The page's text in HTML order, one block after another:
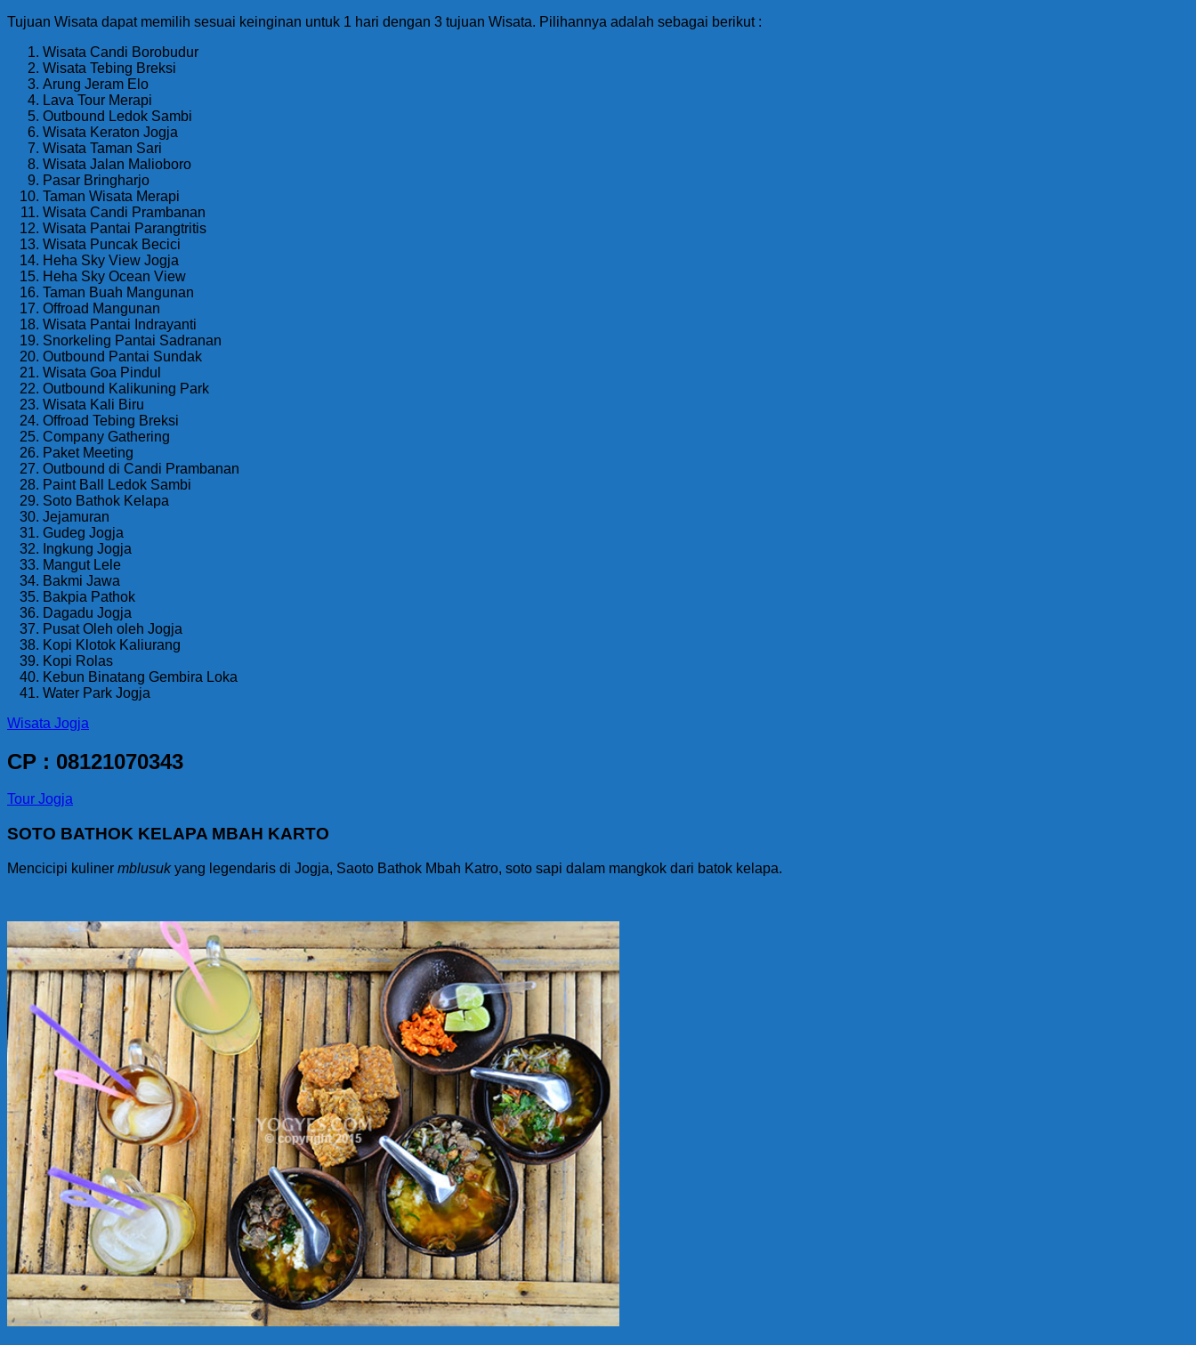
Tujuan Wisata dapat memilih sesuai keinginan untuk 1 hari dengan 3 tujuan Wisata. Pilihannya adalah sebagai berikut :
Wisata Candi Borobudur
Wisata Tebing Breksi
Arung Jeram Elo
Lava Tour Merapi
Outbound Ledok Sambi
Wisata Keraton Jogja
Wisata Taman Sari
Wisata Jalan Malioboro
Pasar Bringharjo
Taman Wisata Merapi
Wisata Candi Prambanan
Wisata Pantai Parangtritis
Wisata Puncak Becici
Heha Sky View Jogja
Heha Sky Ocean View
Taman Buah Mangunan
Offroad Mangunan
Wisata Pantai Indrayanti
Snorkeling Pantai Sadranan
Outbound Pantai Sundak
Wisata Goa Pindul
Outbound Kalikuning Park
Wisata Kali Biru
Offroad Tebing Breksi
Company Gathering
Paket Meeting
Outbound di Candi Prambanan
Paint Ball Ledok Sambi
Soto Bathok Kelapa
Jejamuran
Gudeg Jogja
Ingkung Jogja
Mangut Lele
Bakmi Jawa
Bakpia Pathok
Dagadu Jogja
Pusat Oleh oleh Jogja
Kopi Klotok Kaliurang
Kopi Rolas
Kebun Binatang Gembira Loka
Water Park Jogja
Wisata Jogja
CP : 08121070343
Tour Jogja
SOTO BATHOK KELAPA MBAH KARTO
Mencicipi kuliner mblusukyang legendaris di Jogja, Saoto Bathok Mbah Katro, soto sapi dalam mangkok dari batok kelapa.